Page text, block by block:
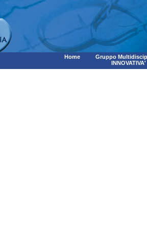
Home
Gruppo
INNOVATIVA'